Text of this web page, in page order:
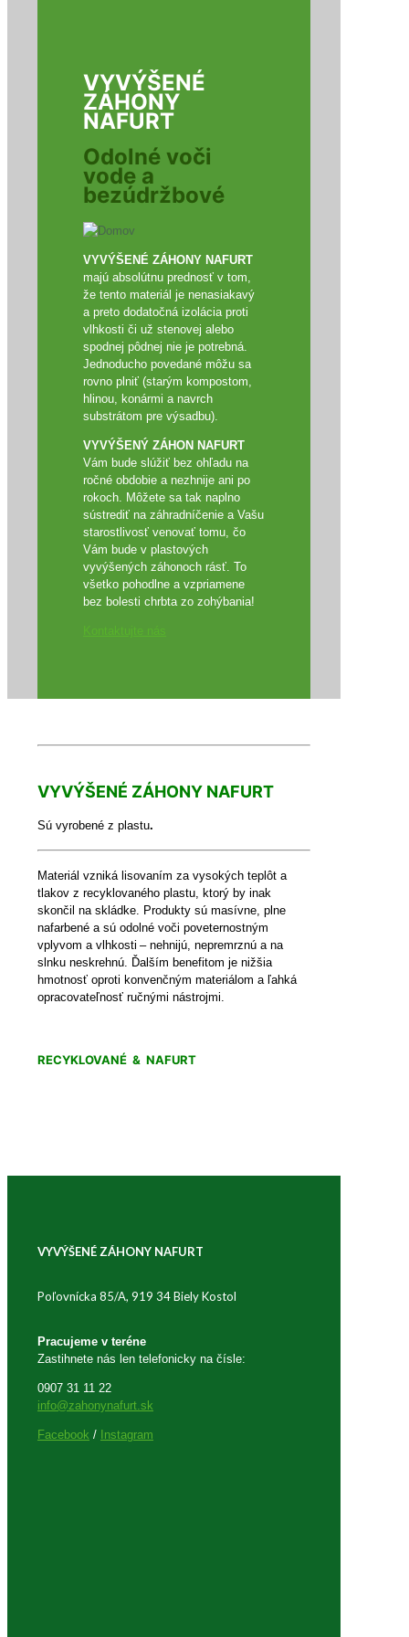
VYVÝŠENÉ
ZÁHONY
NAFURT
Odolné voči
vode a
bezúdržbové
VYVÝŠENÉ ZÁHONY NAFURT
majú absolútnu prednosť v tom,
že tento materiál je nenasiakavý
a preto dodatočná izolácia proti
vlhkosti či už stenovej alebo
spodnej pôdnej nie je potrebná.
Jednoducho povedané môžu sa
rovno plniť (starým kompostom,
hlinou, konármi a navrch
substrátom pre výsadbu).
VYVÝŠENÝ ZÁHON NAFURT
Vám bude slúžiť bez ohľadu na
ročné obdobie a nezhnije ani po
rokoch. Môžete sa tak naplno
sústrediť na záhradníčenie a Vašu
starostlivosť venovať tomu, čo
Vám bude v plastových
vyvýšených záhonoch rásť. To
všetko pohodlne a vzpriamene
bez bolesti chrbta zo zohýbania!
Kontaktujte nás
VYVÝŠENÉ ZÁHONY NAFURT
Sú vyrobené z plastu.
Materiál vzniká lisovaním za vysokých teplôt a
tlakov z recyklovaného plastu, ktorý by inak
skončil na skládke. Produkty sú masívne, plne
nafarbené a sú odolné voči poveternostným
vplyvom a vlhkosti – nehnijú, nepremrznú a na
slnku neskrehnú. Ďalším benefitom je nižšia
hmotnosť oproti konvenčným materiálom a ľahká
opracovateľnosť ručnými nástrojmi.
RECYKLOVANÉ & NAFURT
VYVÝŠENÉ ZÁHONY NAFURT
Poľovnícka 85/A, 919 34 Biely Kostol
Pracujeme v teréne
Zastihnete nás len telefonicky na čísle:
0907 31 11 22
info@zahonynafurt.sk
Facebook / Instagram